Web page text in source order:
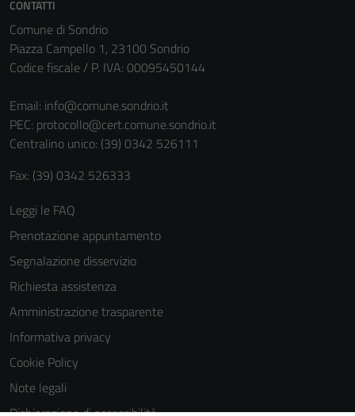
CONTATTI
Comune di Sondrio
Piazza Campello 1, 23100 Sondrio
Codice fiscale / P. IVA: 00095450144
Email: info@comune.sondrio.it
PEC: protocollo@cert.comune.sondrio.it
Centralino unico: (39) 0342 526111
Fax: (39) 0342 526333
Leggi le FAQ
Prenotazione appuntamento
Segnalazione disservizio
Richiesta assistenza
Amministrazione trasparente
Informativa privacy
Cookie Policy
Note legali
informazioni